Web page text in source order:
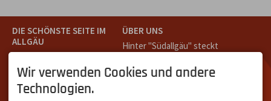
DIE SCHÖNSTE SEITE IM
ALLGÄU
Teil des Oberallgäus. Es
verbindet die Tourismus-
Destinationen Oberstdorf,
ÜBER UNS
Hinter "Südallgäu" steckt
Oberstdorf.
Unser Ziel ist ein attraktives
Wir verwenden Cookies und andere
Technologien.